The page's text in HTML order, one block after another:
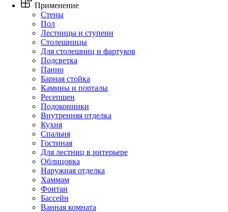
Применение
Стены
Пол
Лестницы и ступени
Столешницы
Для столешниц и фартуков
Подсветка
Панно
Барная стойка
Камины и порталы
Ресепшен
Подоконники
Внутренняя отделка
Кухня
Спальня
Гостиная
Для лестниц в интерьере
Облицовка
Наружная отделка
Хаммам
Фонтан
Бассейн
Ванная комната